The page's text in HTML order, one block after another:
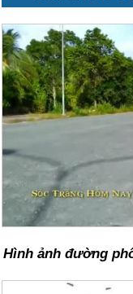
Hình ảnh đường